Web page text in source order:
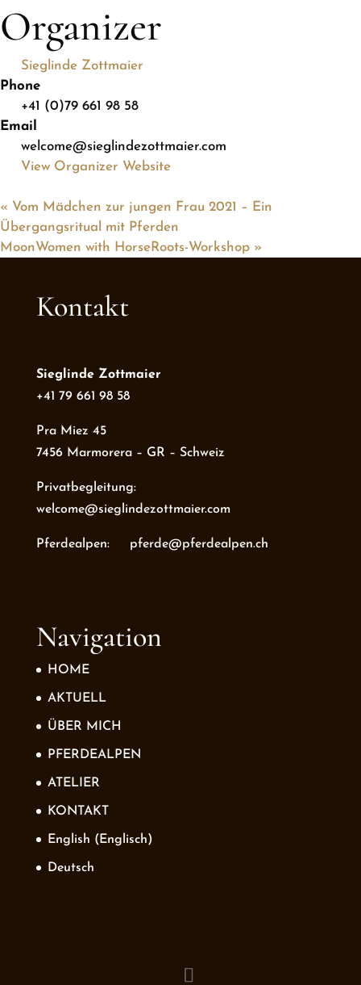
Organizer
Sieglinde Zottmaier
Phone
+41 (0)79 661 98 58
Email
welcome@sieglindezottmaier.com
View Organizer Website
« Vom Mädchen zur jungen Frau 2021 – Ein
Übergangsritual mit Pferden
MoonWomen with HorseRoots-Workshop »
Kontakt
Sieglinde Zottmaier
+41 79 661 98 58
Pra Miez 45
7456 Marmorera – GR – Schweiz
Privatbegleitung:
welcome@sieglindezottmaier.com
Pferdealpen: pferde@pferdealpen.ch
Navigation
HOME
AKTUELL
ÜBER MICH
PFERDEALPEN
ATELIER
KONTAKT
English ( Englisch)
Deutsch